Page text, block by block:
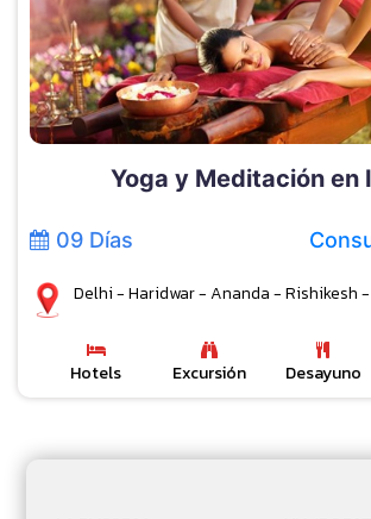
Yoga y Meditación en
09 Días
Delhi - Haridwar - Ananda - Rishikesh
Hotels Excursión Desayuno